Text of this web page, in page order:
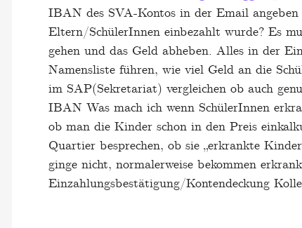
IBAN des SVA-Kontos in der Email
Eltern/SchülerInnen einbezahlt wurde? Es
gehen und das Geld abheben. Alles in der
Namensliste führen, wie viel Geld an die
im SAP(Sekretariat) vergleichen ob auch
IBAN Was mach ich wenn SchülerInnen
ob man die Kinder schon in den Preis
Quartier besprechen, ob sie „erkrankte
ginge nicht, normalerweise bekommen
Einzahlungsbestätigung/Kontendeckung